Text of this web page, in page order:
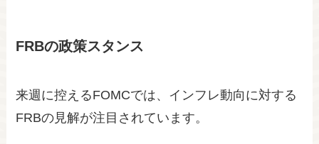
FRBの政策スタンス
来週に控えるFOMCでは、インフレ動向に対する
FRBの見解が注目されています。